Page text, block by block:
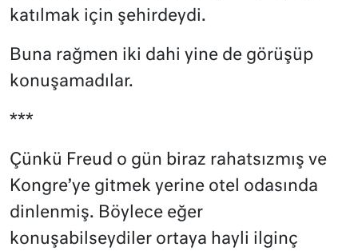
katılmak için şehirdeydi.
Buna rağmen iki dahi yine de görüşüp
konuşamadılar.
***
Çünkü Freud o gün biraz rahatsızmış ve
Kongre’ye gitmek yerine otel odasında
dinlenmiş. Böylece eğer
konuşabilseydiler ortaya hayli ilginç